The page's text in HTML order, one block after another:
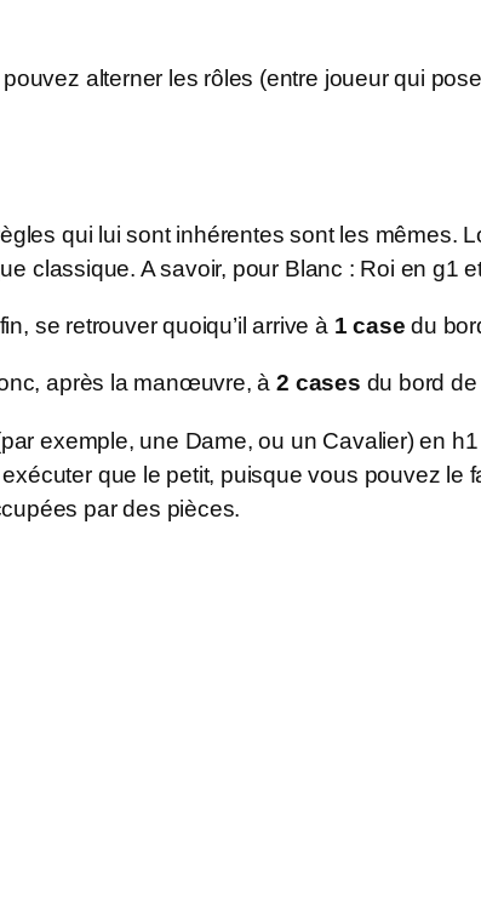
alterner les rôles (entre joueur qui
qui lui sont inhérentes sont les mêmes.
classique. A savoir, pour Blanc : Roi en g1
se retrouver quoiqu’il arrive à 1 case du
après la manœuvre, à2 cases du bord de
exemple, une Dame, ou un Cavalier) en
que le petit, puisque vous pouvez le
par des pièces.